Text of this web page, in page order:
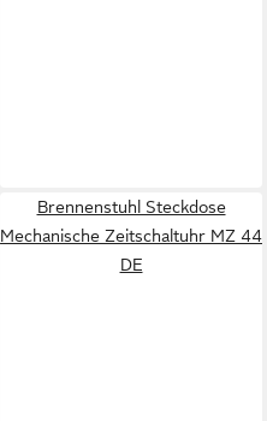
Brennenstuhl Steckdose
Mechanische Zeitschaltuhr MZ 44
DE